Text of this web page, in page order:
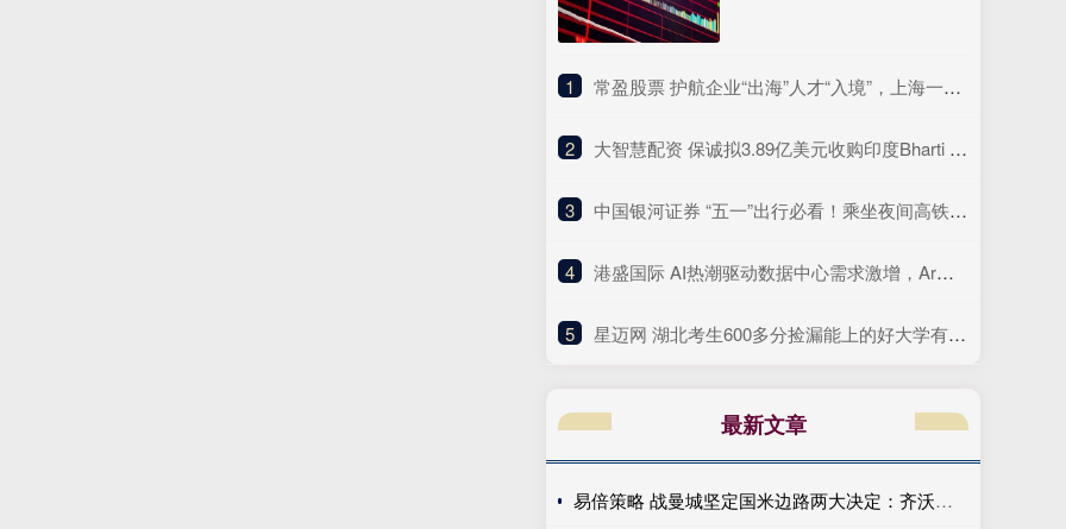
1 ​常盈股票 护航企业“出海”人才“入境”，上海一区出台涉外法治“十项行动”
2 ​大智慧配资 保诚拟3.89亿美元收购印度Bharti Life 75%股权
3 ​中国银河证券 “五一”出行必看！乘坐夜间高铁、长线自驾攻略请收好
4 ​港盛国际 AI热潮驱动数据中心需求激增，Arm营收展望小幅超预期
5 ​星迈网 湖北考生600多分捡漏能上的好大学有哪些推荐
最新文章
易倍策略 战曼城坚定国米边路两大决定：齐沃渴望新飞翼 优先度高于罗梅罗